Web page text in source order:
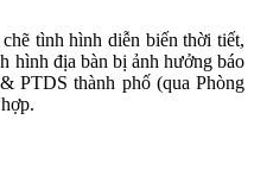
tình hình diễn biến thời tiết,
hình địa bàn bị ảnh hưởng báo
PTDS thành phố (qua Phòng